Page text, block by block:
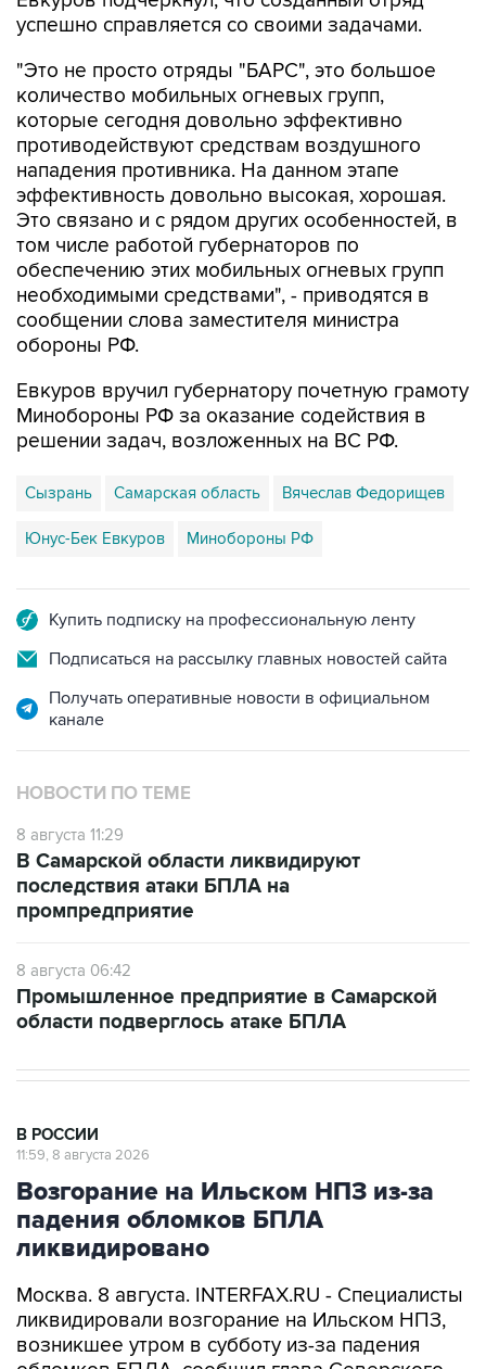
успешно справляется со своими задачами.
"Это не просто отряды "БАРС", это большое
количество мобильных огневых групп,
которые сегодня довольно эффективно
противодействуют средствам воздушного
нападения противника. На данном этапе
эффективность довольно высокая, хорошая.
Это связано и с рядом других особенностей, в
том числе работой губернаторов по
обеспечению этих мобильных огневых групп
необходимыми средствами", - приводятся в
сообщении слова заместителя министра
обороны РФ.
Евкуров вручил губернатору почетную грамоту
Минобороны РФ за оказание содействия в
решении задач, возложенных на ВС РФ.
Сызрань Самарская область Вячеслав Федорищев
Юнус-Бек Евкуров Минобороны РФ
Купить подписку на профессиональную ленту
Подписаться на рассылку главных новостей сайта
Получать оперативные новости в официальном
канале
НОВОСТИ ПО ТЕМЕ
8 августа 11:29
В Самарской области ликвидируют
последствия атаки БПЛА на
промпредприятие
8 августа 06:42
Промышленное предприятие в Самарской
области подверглось атаке БПЛА
В РОССИИ
11:59, 8 августа 2026
Возгорание на Ильском НПЗ из-за
падения обломков БПЛА
ликвидировано
Москва. 8 августа. INTERFAX.RU - Специалисты
ликвидировали возгорание на Ильском НПЗ,
возникшее утром в субботу из-за падения